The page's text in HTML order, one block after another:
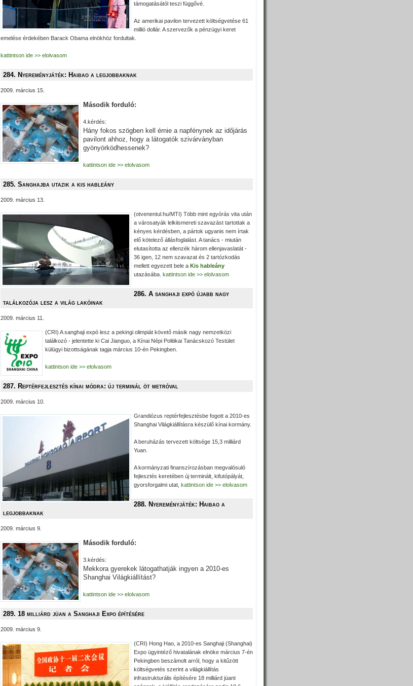
támogatásától teszi függővé.
Az amerikai pavilon tervezett költségvetése 61
millió dollár. A szervezők a pénzügyi keret
emelése érdekében Barack Obama elnökhöz fordultak.
kattintson ide >> elolvasom
284. Nyereményjáték: Haibao a legjobbaknak
2009. március 15.
Második forduló:
4.kérdés:
Hány fokos szögben kell érnie a napfénynek az időjárás
pavilont ahhoz, hogy a látogatók szivárványban
gyönyörködhessenek?
kattintson ide >> elolvasom
285. Sanghajba utazik a kis hableány
2009. március 13.
(otvenentul.hu/MTI) Több mint egyórás vita után
a városatyák lelkiismereti szavazást tartottak a
kényes kérdésben, a pártok ugyanis nem írtak
elő kötelező állásfoglalást. A tanács - miután
elutasította az ellenzék három ellenjavaslatát -
36 igen, 12 nem szavazat és 2 tartózkodás
mellett egyezett bele a Kis hableány
utazásába. kattintson ide >> elolvasom
286. A sanghaji expó újabb nagy
találkozója lesz a világ lakóinak
2009. március 11.
(CRI) A sanghaji expó lesz a pekingi olimpiát követő másik nagy nemzetközi
találkozó - jelentette ki Cai Jianguo, a Kínai Népi Politikai Tanácskozó Testület
külügyi bizottságának tagja március 10-én Pekingben.
kattintson ide >> elolvasom
287. Reptérfejlesztés kínai módra: új terminál öt metróval
2009. március 10.
Grandiózus reptérfejlesztésbe fogott a 2010-es
Shanghai Világkiállításra készülő kínai kormány.
A beruházás tervezett költsége 15,3 milliárd
Yuan.
A kormányzati finanszírozásban megvalósuló
fejlesztés keretében új terminált, kifutópályát,
gyorsforgalmi utat, kattintson ide >> elolvasom
288. Nyereményjáték: Haibao a
legjobbaknak
2009. március 9.
Második forduló:
3.kérdés:
Mekkora gyerekek látogathatják ingyen a 2010-es
Shanghai Világkiállítást?
kattintson ide >> elolvasom
289. 18 milliárd jüan a Sanghaji Expo építésére
2009. március 9.
(CRI) Hong Hao, a 2010-es Sanghaji (Shanghai)
Expo ügyintéző hivatalának elnöke március 7-én
Pekingben beszámolt arról, hogy a kitűzött
költségvetés szerint a világkiállítás
infrastrukturális építésére 18 milliárd jüant